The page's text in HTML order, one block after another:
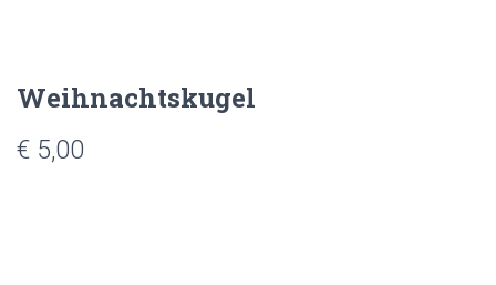
Weihnachtskugel
€ 5,00